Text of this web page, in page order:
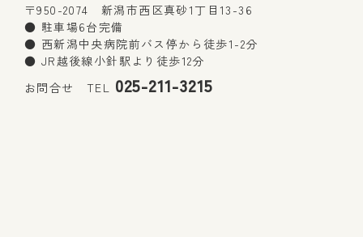
〒950-2074 新潟市西区真砂1丁目13-36
● 駐車場6台完備
● 西新潟中央病院前バス停から徒歩1-2分
● JR越後線小針駅より徒歩12分
お問合せ TEL 025-211-3215